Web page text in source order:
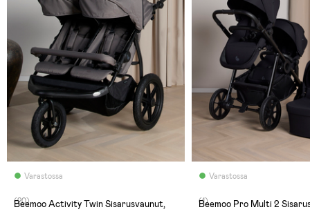
Varastossa
(20)
Beemoo Activity Twin Sisarusvaunut,
Varastossa
(1)
Beemoo Pro Multi 2